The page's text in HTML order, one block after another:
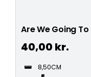
Are We Going
40,00 kr.
8,50CM